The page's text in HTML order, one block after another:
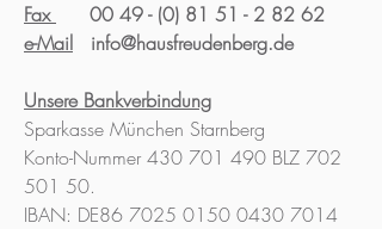
Fax
00 49 - (0) 81 51 - 2 82 62
e-Mail
info@hausfreudenberg.de
Unsere Bankverbindung
Sparkasse München Starnberg
Konto-Nummer 430 701 490 BLZ 702
501 50.
IBAN: DE86 7025 0150 0430 7014